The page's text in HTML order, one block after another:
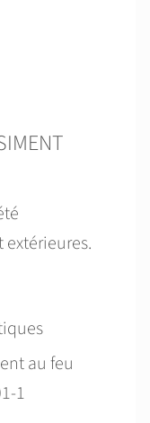
au feu
1